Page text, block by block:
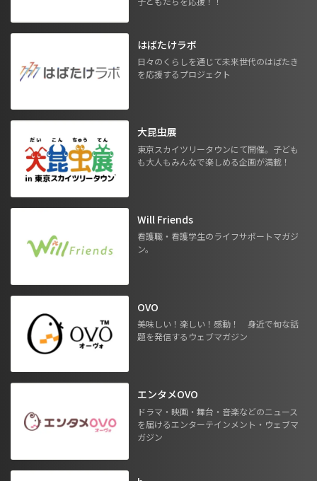
はばたけラボ
日々のくらしを通じて未来世代のはばたき
を応援するプロジェクト
大昆虫展
東京スカイツリータウンにて開催。子ども
も大人もみんなで楽しめる企画が満載！
Will Friends
看護職・看護学生のライフサポートマガジ
ン。
OVO
美味しい！楽しい！感動！ 身近で旬な話
題を発信するウェブマガジン
エンタメOVO
ドラマ・映画・舞台・音楽などのニュース
を届けるエンターテインメント・ウェブマ
ガジン